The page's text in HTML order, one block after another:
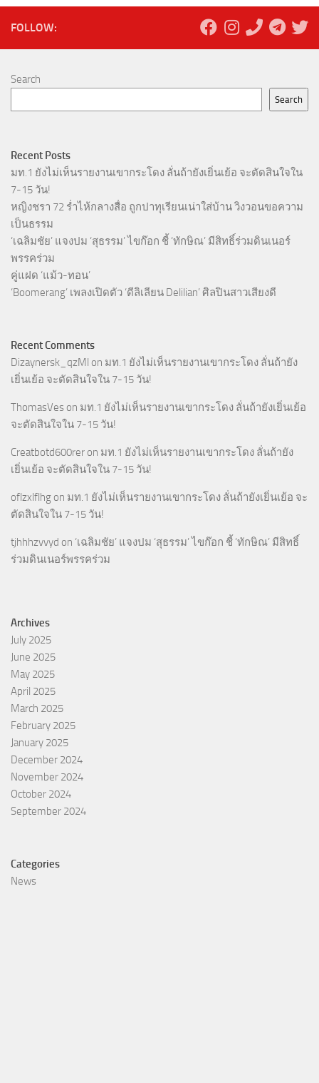
FOLLOW:
Search
Search
Recent Posts
มท.1 ยังไม่เห็นรายงานเขากระโดง ลั่นถ้ายังเยิ่นเย้อ จะตัดสินใจใน
7-15 วัน!
หญิงชรา 72 ร่ำไห้กลางสื่อ ถูกปาทุเรียนเน่าใส่บ้าน วิงวอนขอความ
เป็นธรรม
‘เฉลิมชัย’ แจงปม ‘สุธรรม’ ไขก๊อก ชี้ ‘ทักษิณ’ มีสิทธิ์ร่วมดินเนอร์
พรรคร่วม
คู่แฝด ‘แม้ว-ทอน’
‘Boomerang’ เพลงเปิดตัว ‘ดีลิเลียน Delilian’ ศิลปินสาวเสียงดี
Recent Comments
Dizaynersk_qzMl on มท.1 ยังไม่เห็นรายงานเขากระโดง ลั่นถ้ายัง
เยิ่นเย้อ จะตัดสินใจใน 7-15 วัน!
ThomasVes on มท.1 ยังไม่เห็นรายงานเขากระโดง ลั่นถ้ายังเยิ่นเย้อ
จะตัดสินใจใน 7-15 วัน!
Creatbotd600rer on มท.1 ยังไม่เห็นรายงานเขากระโดง ลั่นถ้ายัง
เยิ่นเย้อ จะตัดสินใจใน 7-15 วัน!
oflzxlflhg on มท.1 ยังไม่เห็นรายงานเขากระโดง ลั่นถ้ายังเยิ่นเย้อ จะ
ตัดสินใจใน 7-15 วัน!
tjhhhzvvyd on ‘เฉลิมชัย’ แจงปม ‘สุธรรม’ ไขก๊อก ชี้ ‘ทักษิณ’ มีสิทธิ์
ร่วมดินเนอร์พรรคร่วม
Archives
July 2025
June 2025
May 2025
April 2025
March 2025
February 2025
January 2025
December 2024
November 2024
October 2024
September 2024
Categories
News